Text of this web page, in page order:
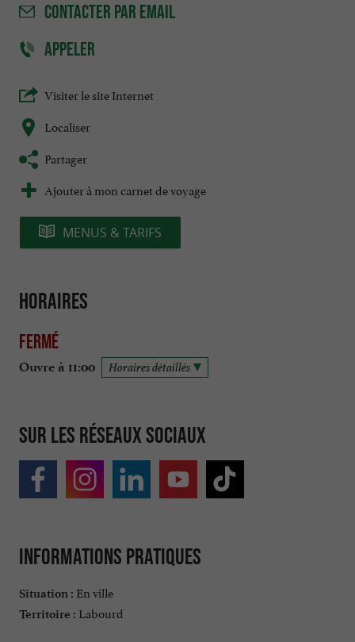
CONTACTER PAR EMAIL
APPELER
Visiter le site Internet
Localiser
Partager
Ajouter à mon carnet de voyage
MENUS & TARIFS
Horaires
Fermé
Ouvre à 11:00 Horaires détaillés
Sur les réseaux sociaux
Informations pratiques
Situation : En ville
Territoire : Labourd